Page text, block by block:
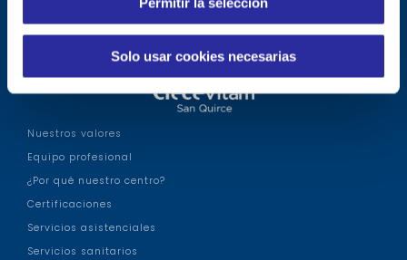
e
Solo usar cookies necesarias
Nuestros valores
Equipo profesional
¿Por qué nuestro centro?
Certificaciones
Servicios asistenciales
Servicios sanitarios